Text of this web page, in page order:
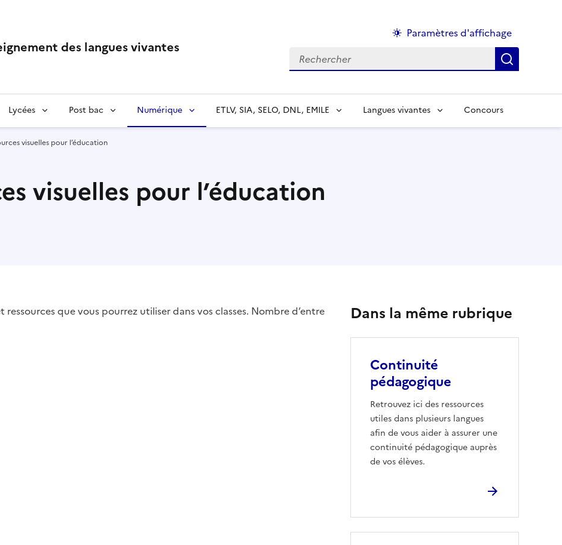
des langues vivantes
Paramètres d'affichage
Rechercher :
Lycées Post bac Numérique ETLV, SIA, SELO, DNL, EMILE Langues vivantes Concours
visuelles pour l’éducation
visuelles pour l’éducation
ressources que vous pourrez utiliser dans vos classes. Nombre d’entre
Dans la même rubrique
Continuité
pédagogique
Retrouvez ici des ressources
utiles dans plusieurs langues
afin de vous aider à assurer une
continuité pédagogique auprès
de vos élèves.